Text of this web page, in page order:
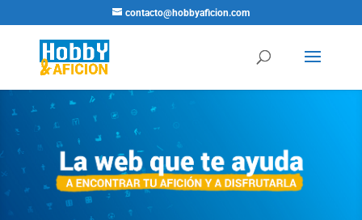
contacto@hobbyaficion.com